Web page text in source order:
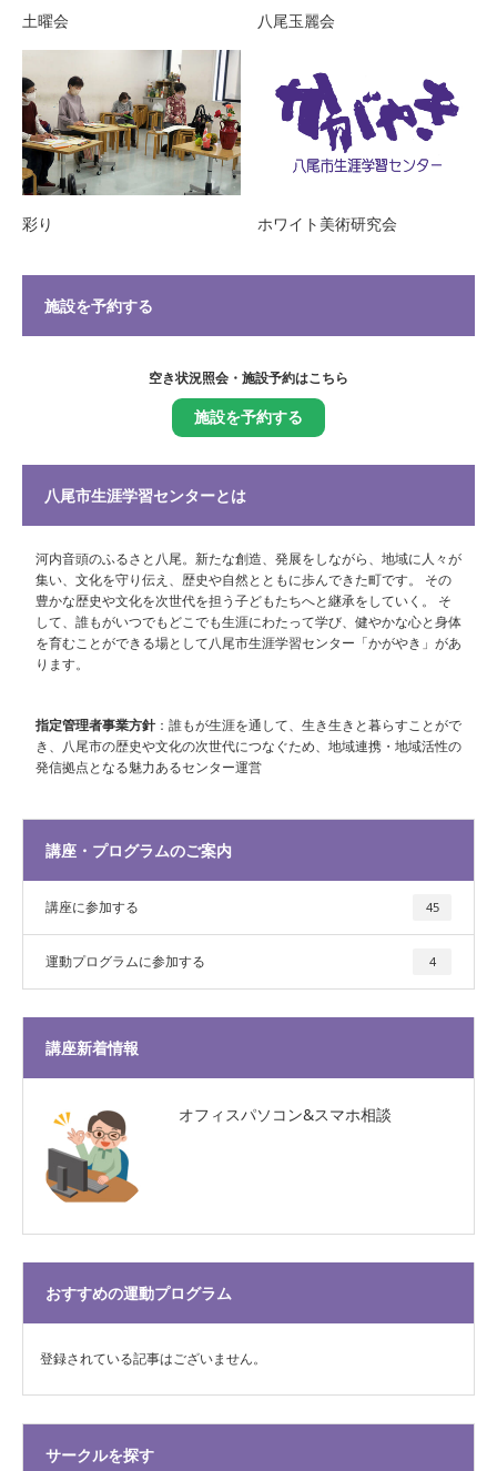
土曜会 八尾玉麗会
彩り ホワイト美術研究会
施設を予約する
空き状況照会・施設予約はこちら
施設を予約する
八尾市生涯学習センターとは
河内音頭のふるさと八尾。新たな創造、発展をしながら、地域に人々が
集い、文化を守り伝え、歴史や自然とともに歩んできた町です。 その
豊かな歴史や文化を次世代を担う子どもたちへと継承をしていく。 そ
して、誰もがいつでもどこでも生涯にわたって学び、健やかな心と身体
を育むことができる場として八尾市生涯学習センター「かがやき」があ
ります。
指定管理者事業方針：誰もが生涯を通して、生き生きと暮らすことがで
き、八尾市の歴史や文化の次世代につなぐため、地域連携・地域活性の
発信拠点となる魅力あるセンター運営
講座・プログラムのご案内
講座に参加する 45
運動プログラムに参加する 4
講座新着情報
オフィスパソコン&スマホ相談
おすすめの運動プログラム
登録されている記事はございません。
サークルを探す